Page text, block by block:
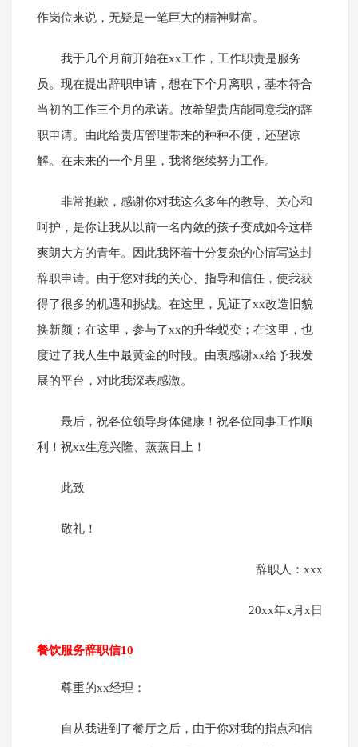
作岗位来说，无疑是一笔巨大的精神财富。
我于几个月前开始在xx工作，工作职责是服务
员。现在提出辞职申请，想在下个月离职，基本符合
当初的工作三个月的承诺。故希望贵店能同意我的辞
职申请。由此给贵店管理带来的种种不便，还望谅
解。在未来的一个月里，我将继续努力工作。
非常抱歉，感谢你对我这么多年的教导、关心和
呵护，是你让我从以前一名内敛的孩子变成如今这样
爽朗大方的青年。因此我怀着十分复杂的心情写这封
辞职申请。由于您对我的关心、指导和信任，使我获
得了很多的机遇和挑战。在这里，见证了xx改造旧貌
换新颜；在这里，参与了xx的升华蜕变；在这里，也
度过了我人生中最黄金的时段。由衷感谢xx给予我发
展的平台，对此我深表感激。
最后，祝各位领导身体健康！祝各位同事工作顺
利！祝xx生意兴隆、蒸蒸日上！
此致
敬礼！
辞职人：xxx
20xx年x月x日
餐饮服务辞职信10
尊重的xx经理：
自从我进到了餐厅之后，由于你对我的指点和信